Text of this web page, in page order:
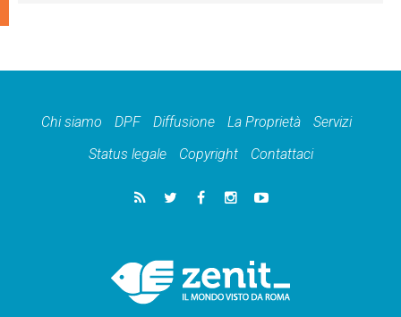
Chi siamo DPF Diffusione La Proprietà
Servizi
Status legale
Copyright Contattaci